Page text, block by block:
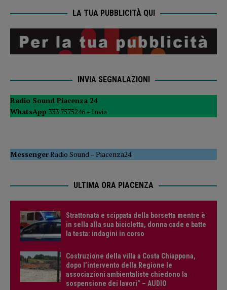
LA TUA PUBBLICITÀ QUI
INVIA SEGNALAZIONI
Radio Sound Piacenza 24
WhatsApp 333 7575246 – Invia
MessengerRadio Sound–Piacenza24
ULTIMA ORA PIACENZA
Strattonata e scippata della borsetta mentre è
in sella alla sua bicicletta, donna cade e batte
la testa: indagini in corso
Costruzione della villa a Costa Chiappona,
dopo l’intervento della Regione le
associazioni ambientaliste chiedono la
sospensione dei lavori” – AUDIO